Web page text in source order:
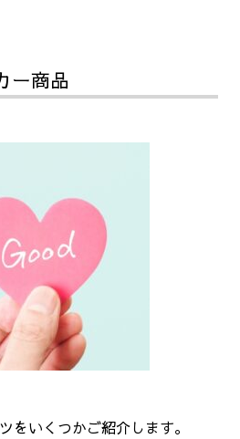
ー商品
をいくつかご紹介します。